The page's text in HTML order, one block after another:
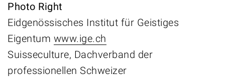
Photo Right
Eidgenössisches Institut für Geistiges
Eigentum www.ige.ch
Suisseculture, Dachverband der
professionellen Schweizer